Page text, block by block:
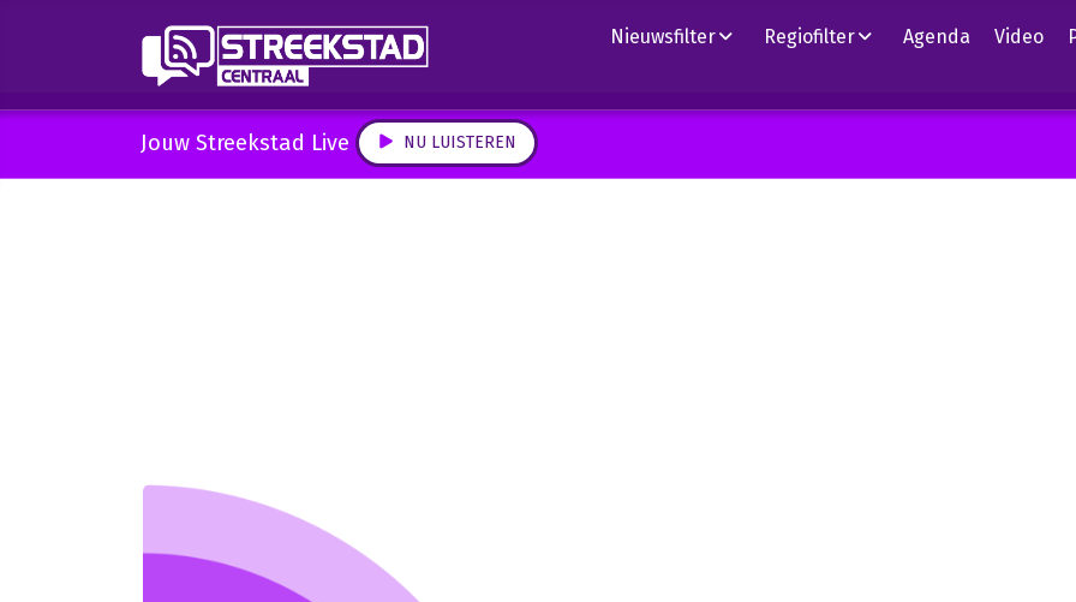
Nieuwsfilter Regiofilter Agenda Video
Jouw Streekstad Live NU LUISTEREN